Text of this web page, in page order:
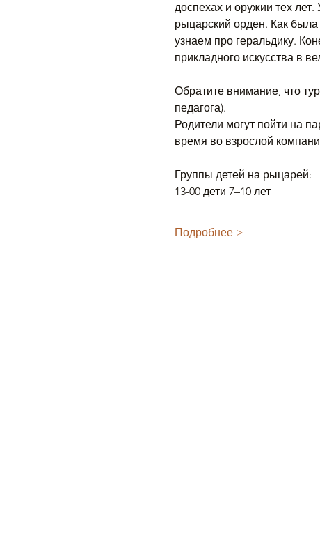
доспехах и оружии тех
рыцарский орден. Как была
узнаем про геральдику.
прикладного искусства в
Обратите внимание, что
педагога).
Родители могут пойти на
время во взрослой
Группы детей на рыцарей:
13-00 дети 7–10 лет
Подробнее >